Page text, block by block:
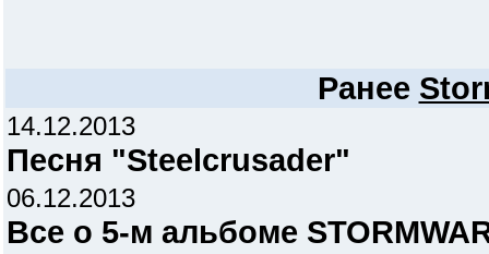
Ранее
14.12.2013
Песня "Steelcrusader"
06.12.2013
Все о 5-м альбоме